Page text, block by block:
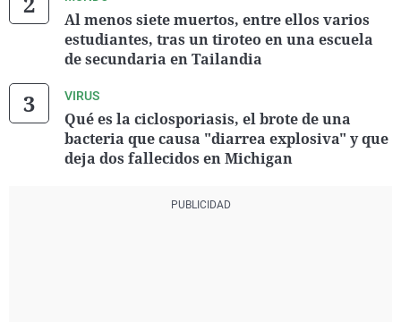
Al menos siete muertos, entre ellos varios
estudiantes, tras un tiroteo en una escuela
de secundaria en Tailandia
VIRUS
Qué es la ciclosporiasis, el brote de una
bacteria que causa "diarrea explosiva" y que
deja dos fallecidos en Michigan